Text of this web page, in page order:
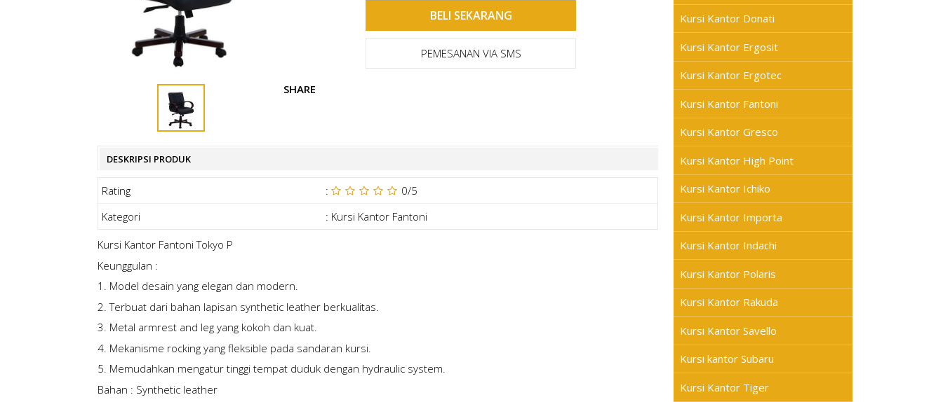
PEMESANAN VIA SMS
SHARE
DESKRIPSI PRODUK
Rating : 0/5
Kategori
: Kursi Kantor Fantoni
Kursi Kantor Fantoni Tokyo P
Keunggulan :
1. Model desain yang elegan dan modern.
2. Terbuat dari bahan lapisan synthetic leather berkualitas.
3. Metal armrest and leg yang kokoh dan kuat.
4. Mekanisme rocking yang fleksible pada sandaran kursi.
5. Memudahkan mengatur tinggi tempat duduk dengan hydraulic system.
Bahan : Synthetic leather
Kursi Kantor Donati
Kursi Kantor Ergosit
Kursi Kantor Ergotec
Kursi Kantor Fantoni
Kursi Kantor Gresco
Kursi Kantor High Point
Kursi Kantor Ichiko
Kursi Kantor Importa
Kursi Kantor Indachi
Kursi Kantor Polaris
Kursi Kantor Rakuda
Kursi Kantor Savello
Kursi kantor Subaru
Kursi Kantor Tiger